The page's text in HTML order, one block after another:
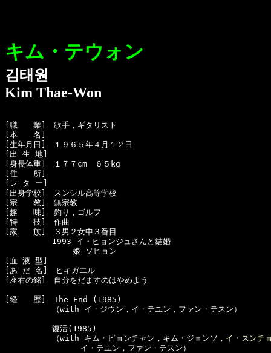
キム・テウォン
김태원
Kim Thae-Won
[職　　業]　歌手，ギタリスト
[本　　名]
[生年月日]　１９６５年４月１２日
[出 生 地]
[身長体重]　１７７cm　６５kg
[住　　所]
[レ タ ー]
[出身学校]　スンシル高等学校
[宗　　教]　無宗教
[趣　　味]　釣り，ゴルフ
[特　　技]　作曲
[家　　族]　３男２女中３番目
1993 イ・ヒョンジュさんと結婚
娘 ソヒョン
[血 液 型]
[あ だ 名]　ヒキガエル
[座右の銘]　自分をだますのはやめよう
[経　　歴]　The End (1985)
（with イ・ジウン，イ・テユン，ファン・テスン）
復活(1985)
（with キム・ビョンチャン，キム・ジョンソ， イ・スンチ
イ・テユン，ファン・テスン）